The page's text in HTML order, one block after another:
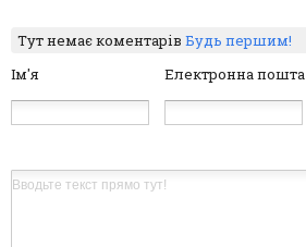
Тут немає коментарівБудь першим!
Ім'я
Електронна пошта